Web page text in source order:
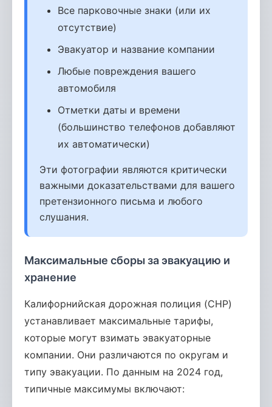
Все парковочные знаки (или их
отсутствие)
Эвакуатор и название компании
Любые повреждения вашего
автомобиля
Отметки даты и времени
(большинство телефонов добавляют
их автоматически)
Эти фотографии являются критически
важными доказательствами для вашего
претензионного письма и любого
слушания.
Максимальные сборы за эвакуацию и
хранение
Калифорнийская дорожная полиция (CHP)
устанавливает максимальные тарифы,
которые могут взимать эвакуаторные
компании. Они различаются по округам и
типу эвакуации. По данным на 2024 год,
типичные максимумы включают: